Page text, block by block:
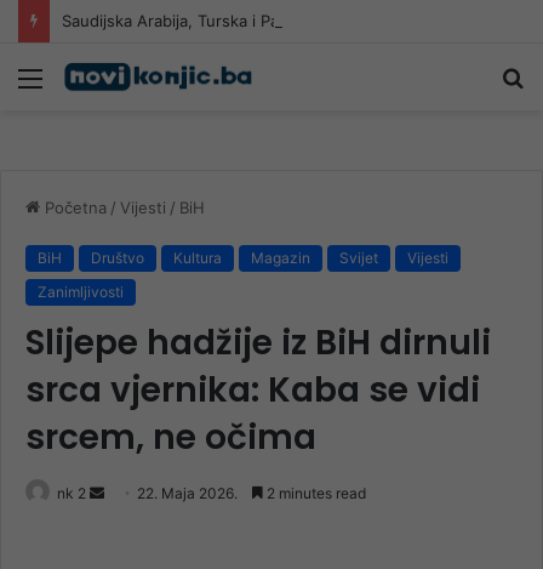
Meni
Početna / Vijesti / BiH
BiH Društvo Kultura Magazin Svijet
Vijesti
Zanimljivosti
Slijepe hadžije iz BiH dirnuli
srca vjernika: Kaba se vidi
srcem, ne očima
nk 2
Send 22. Maja 2026. 2 minutes read